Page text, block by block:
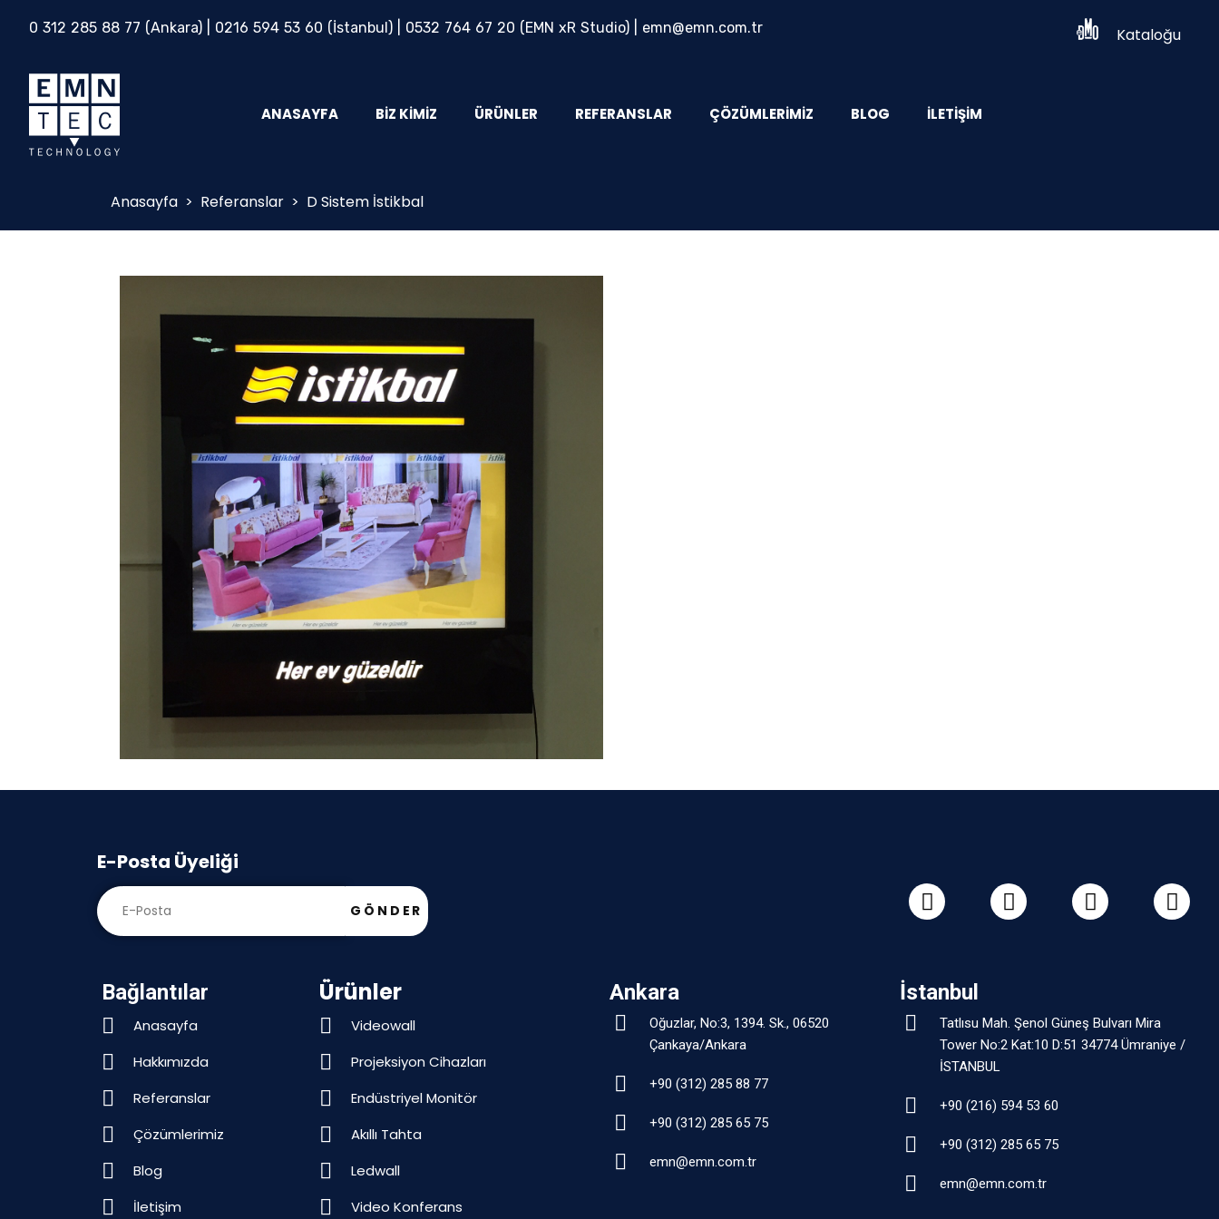
0 312 285 88 77 (Ankara) | 0216 594 53 60 (İstanbul) | 0532 764 67 20 (EMN xR Studio) | emn@emn.com.tr Kataloğu
ANASAYFA BIZ KIMIZ ÜRÜNLER REFERANSLAR ÇÖZÜMLERIMIZ BLOG İLETIŞIM
Anasayfa > Referanslar > D Sistem İstikbal
E-Posta Üyeliği
GÖNDER
Bağlantılar
Anasayfa
Hakkımızda
Referanslar
Çözümlerimiz
Blog
İletişim
Ürünler
Videowall
Projeksiyon Cihazları
Endüstriyel Monitör
Akıllı Tahta
Ledwall
Video Konferans
Ankara
Oğuzlar, No:3, 1394. Sk., 06520
Çankaya/Ankara
+90 (312) 285 88 77
+90 (312) 285 65 75
emn@emn.com.tr
İstanbul
Tatlısu Mah. Şenol Güneş Bulvarı Mira
Tower No:2 Kat:10 D:51 34774 Ümraniye /
İSTANBUL
+90 (216) 594 53 60
+90 (312) 285 65 75
emn@emn.com.tr